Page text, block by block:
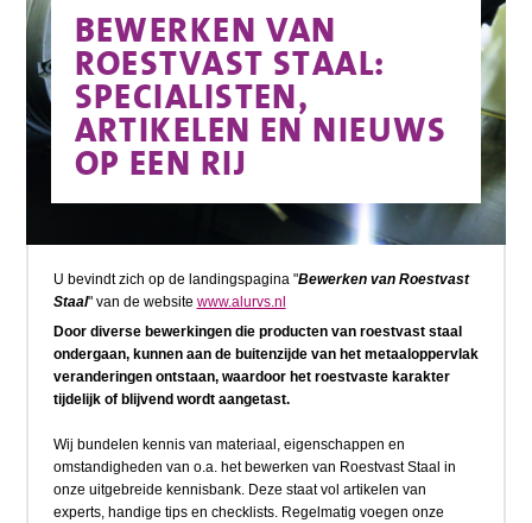
BEWERKEN VAN
ROESTVAST STAAL:
SPECIALISTEN,
ARTIKELEN EN NIEUWS
OP EEN RIJ
U bevindt zich op de landingspagina "Bewerken van Roestvast
Staal" van de website www.alurvs.nl
Door diverse bewerkingen die producten van roestvast staal
ondergaan, kunnen aan de buitenzijde van het metaaloppervlak
veranderingen ontstaan, waardoor het roestvaste karakter
tijdelijk of blijvend wordt aangetast.
Wij bundelen kennis van materiaal, eigenschappen en
omstandigheden van o.a. het bewerken van Roestvast Staal in
onze uitgebreide kennisbank. Deze staat vol artikelen van
experts, handige tips en checklists. Regelmatig voegen onze